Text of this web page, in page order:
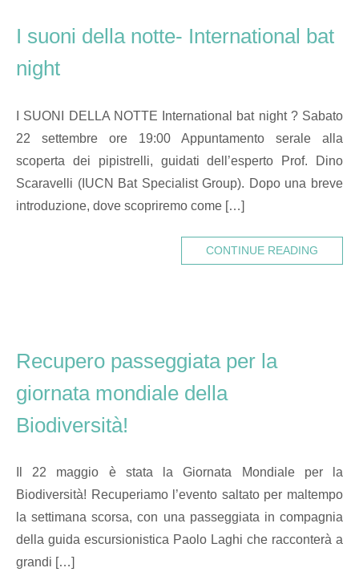
I suoni della notte- International bat
night
I SUONI DELLA NOTTE International bat night ? Sabato
22 settembre ore 19:00 Appuntamento serale alla
scoperta dei pipistrelli, guidati dell’esperto Prof. Dino
Scaravelli (IUCN Bat Specialist Group). Dopo una breve
introduzione, dove scopriremo come […]
CONTINUE READING
Recupero passeggiata per la
giornata mondiale della
Biodiversità!
Il 22 maggio è stata la Giornata Mondiale per la
Biodiversità! Recuperiamo l’evento saltato per maltempo
la settimana scorsa, con una passeggiata in compagnia
della guida escursionistica Paolo Laghi che racconterà a
grandi […]